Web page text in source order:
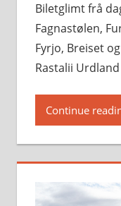
Biletglimt frå
Fagnastølen,
Fyrjo, Breiset
Rastalii
Continue